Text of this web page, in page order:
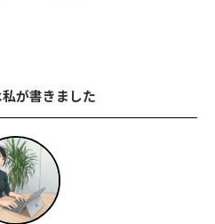
が書きました